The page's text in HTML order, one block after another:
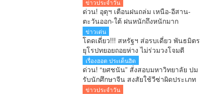
หลานทักษิณชงเอง
ข่าวประจำวัน
ด่วน! อุตุฯ เตือนฝนถล่ม เหนือ-อีสาน-
ตะวันออก-ใต้ ฝนหนักถึงหนักมาก
กทม.ฝนตก 70% คลื่นทะเลสูง
ข่าวเด่น
โดดเดี่ยว!!! สหรัฐฯ ส่อรบเดี่ยว พันธมิตร
ยุโรปทยอยถอยห่าง ไม่ร่วมวงโจมตี
อิหร่าน
เรื่องฮอต ประเด็นฮิต
ด่วน! “ยศชนัน” สั่งสอบมหาวิทยาลัย ปม
รับนักศึกษาจีน สงสัยใช้วีซ่าผิดประเภท
ลั่นพบจะเอาผิด
ข่าวประจำวัน